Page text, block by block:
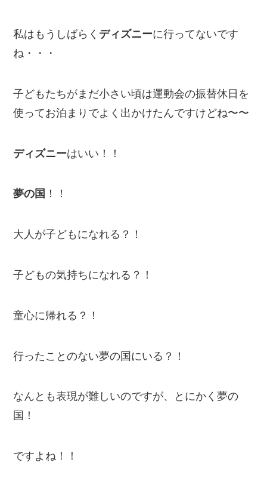
私はもうしばらく ディズニーに行ってないです
ね・・・
子どもたちがまだ小さい頃は運動会の振替休日を
使ってお泊まりでよく出かけたんですけどね〜〜
ディズニーはいい！！
夢の国 ！！
大人が子どもになれる？！
子どもの気持ちになれる？！
童心に帰れる？！
行ったことのない夢の国にいる？！
なんとも表現が難しいのですが、とにかく夢の
国！
ですよね！！